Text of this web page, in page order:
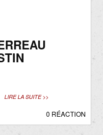
LIRE LA SUITE >>
0 RÉACTION